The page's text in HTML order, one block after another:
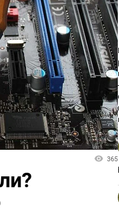
365